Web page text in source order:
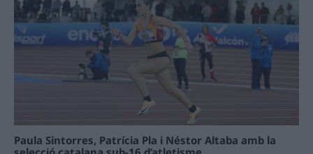
Paula Sintorres, Patrícia Pla i Néstor Altaba amb la